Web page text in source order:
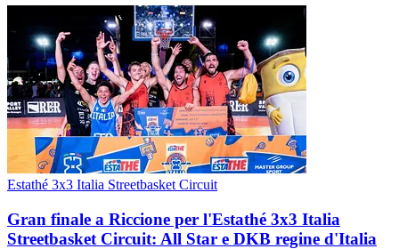
Estathé 3x3 Italia Streetbasket Circuit
Gran finale a Riccione per l'Estathé 3x3 Italia
Streetbasket Circuit: All Star e DKB regine d'Italia